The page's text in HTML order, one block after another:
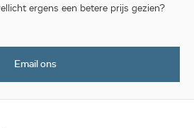
ergens een betere prijs gezien?
Email ons